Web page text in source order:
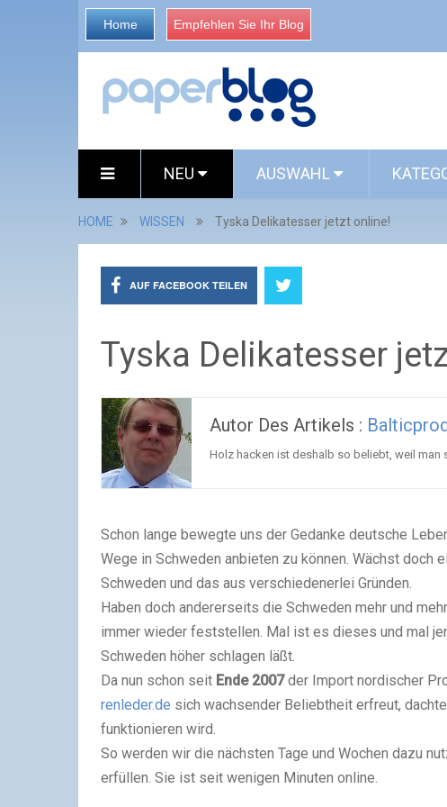
Home Empfehlen Sie Ihr Blog
NEU AUSWAHL
HOME WISSEN Tyska Delikatesser jetzt online!
AUF FACEBOOK TEILEN
Tyska Delikatesser
Autor Des Artikels :
Holz hacken ist deshalb so beliebt, weil man
Schon lange bewegte uns der Gedanke deutsche
Wege in Schweden anbieten zu können. Wächst doch
Schweden und das aus verschiedenerlei Gründen.
Haben doch andererseits die Schweden mehr und
immer wieder feststellen. Mal ist es dieses und mal
Schweden höher schlagen läßt.
Da nun schon seit Ende 2007der Import nordischer
renleder.de sich wachsender Beliebtheit erfreut,
funktionieren wird.
So werden wir die nächsten Tage und Wochen dazu
erfüllen. Sie ist seit wenigen Minuten online.